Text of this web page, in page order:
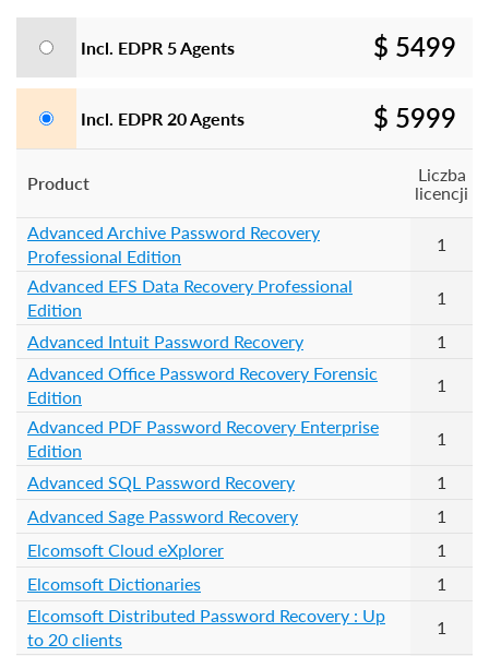
Incl. EDPR 5 Agents $ 5499
Incl. EDPR 20 Agents $ 5999
Product
Liczba
licencji
Advanced Archive Password Recovery
Professional Edition
1
Advanced EFS Data Recovery Professional
Edition
1
Advanced Intuit Password Recovery
1
Advanced Office Password Recovery Forensic
Edition
1
Advanced PDF Password Recovery Enterprise
Edition
1
Advanced SQL Password Recovery
1
Advanced Sage Password Recovery
1
Elcomsoft Cloud eXplorer
1
Elcomsoft Dictionaries
1
Elcomsoft Distributed Password Recovery : Up
to 20 clients
1